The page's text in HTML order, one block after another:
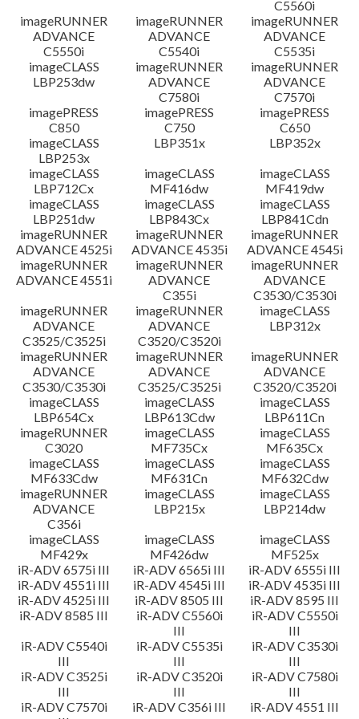
C5560i
imageRUNNER
ADVANCE
C5550i
imageRUNNER
ADVANCE
C5540i
imageRUNNER
ADVANCE
C5535i
imageCLASS
LBP253dw
imageRUNNER
ADVANCE
C7580i
imageRUNNER
ADVANCE
C7570i
imagePRESS
C850
imagePRESS
C750
imagePRESS
C650
imageCLASS
LBP253x
LBP351x
LBP352x
imageCLASS
LBP712Cx
imageCLASS
MF416dw
imageCLASS
MF419dw
imageCLASS
LBP251dw
imageCLASS
LBP843Cx
imageCLASS
LBP841Cdn
imageRUNNER
ADVANCE 4525i
imageRUNNER
ADVANCE 4535i
imageRUNNER
ADVANCE 4545i
imageRUNNER
ADVANCE 4551i
imageRUNNER
ADVANCE
C355i
imageRUNNER
ADVANCE
C3530/C3530i
imageRUNNER
ADVANCE
C3525/C3525i
imageRUNNER
ADVANCE
C3520/C3520i
imageCLASS
LBP312x
imageRUNNER
ADVANCE
C3530/C3530i
imageRUNNER
ADVANCE
C3525/C3525i
imageRUNNER
ADVANCE
C3520/C3520i
imageCLASS
LBP654Cx
imageCLASS
LBP613Cdw
imageCLASS
LBP611Cn
imageRUNNER
C3020
imageCLASS
MF735Cx
imageCLASS
MF635Cx
imageCLASS
MF633Cdw
imageCLASS
MF631Cn
imageCLASS
MF632Cdw
imageRUNNER
ADVANCE
C356i
imageCLASS
LBP215x
imageCLASS
LBP214dw
imageCLASS
MF429x
imageCLASS
MF426dw
imageCLASS
MF525x
iR-ADV 6575i III
iR-ADV 6565i III
iR-ADV 6555i III
iR-ADV 4551i III
iR-ADV 4545i III
iR-ADV 4535i III
iR-ADV 4525i III
iR-ADV 8505 III
iR-ADV 8595 III
iR-ADV 8585 III
iR-ADV C5560i
III
iR-ADV C5550i
III
iR-ADV C5540i
III
iR-ADV C5535i
III
iR-ADV C3530i
III
iR-ADV C3525i
III
iR-ADV C3520i
III
iR-ADV C7580i
III
iR-ADV C7570i
iR-ADV C356i III iR-ADV 4551 III